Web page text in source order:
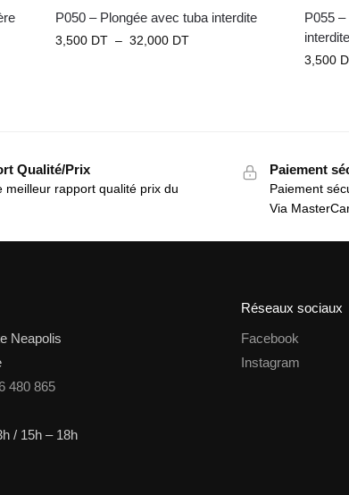
P050 – Plongée avec tuba interdite
3,500 DT – 32,000 DT
P055
3,500
Qualité/Prix
meilleur rapport qualité prix du
Paiement
Paiement
Via
Neapolis
480 865
/ 15h – 18h
Réseaux sociaux
Facebook
Instagram